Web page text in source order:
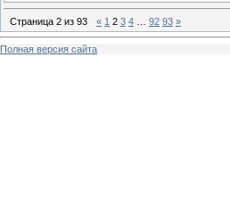
Страница 2 из 93 « 1 2 3 4 92 93 »
Полная версия сайта